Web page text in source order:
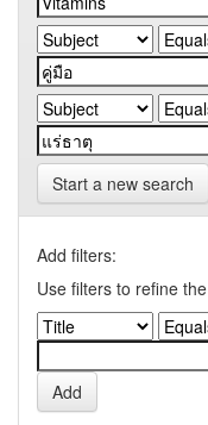
Start a new search
Add filters:
Use filters to refine